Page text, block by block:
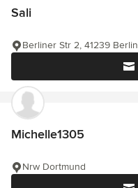
Sali
Berliner Str 2, 41239 Berlin
Michelle1305
Nrw Dortmund